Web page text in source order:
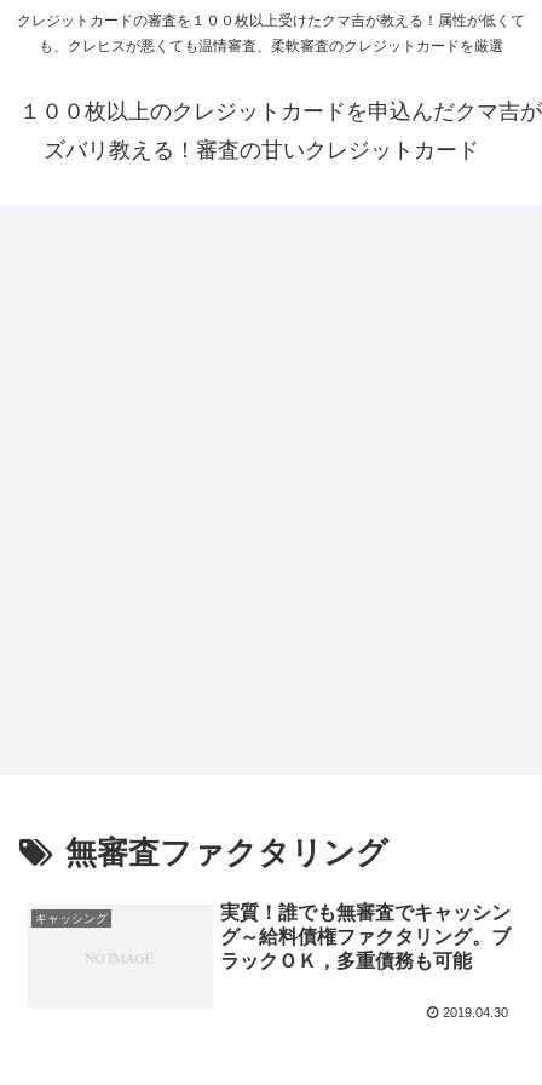
クレジットカードの審査を１００枚以上受けたクマ吉が教える！属性が低くて
も、クレヒスが悪くても温情審査、柔軟審査のクレジットカードを厳選
１００枚以上のクレジットカードを申込んだクマ吉が
ズバリ教える！審査の甘いクレジットカード
無審査ファクタリング
キャッシング
実質！誰でも無審査でキャッシン
グ～給料債権ファクタリング。ブ
ラックＯＫ，多重債務も可能
2019.04.30